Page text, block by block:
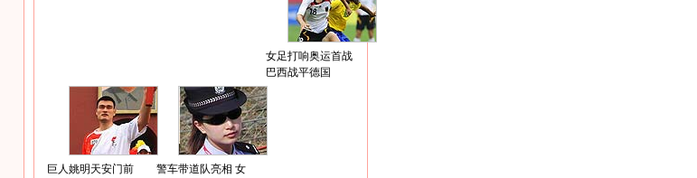
女足打响奥运首战
巴西战平德国
巨人姚明天安门前
警车带道队亮相 女